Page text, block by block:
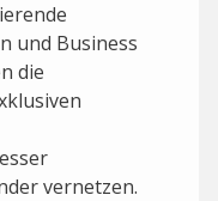
und Business
die
vernetzen.